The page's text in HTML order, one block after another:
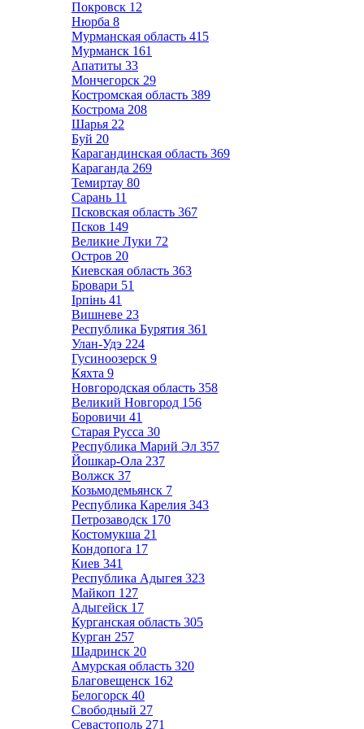
Покровск 12
Нюрба 8
Мурманская область 415
Мурманск 161
Апатиты 33
Мончегорск 29
Костромская область 389
Кострома 208
Шарья 22
Буй 20
Карагандинская область 369
Караганда 269
Темиртау 80
Сарань 11
Псковская область 367
Псков 149
Великие Луки 72
Остров 20
Киевская область 363
Бровари 51
Ірпінь 41
Вишневе 23
Республика Бурятия 361
Улан-Удэ 224
Гусиноозерск 9
Кяхта 9
Новгородская область 358
Великий Новгород 156
Боровичи 41
Старая Русса 30
Республика Марий Эл 357
Йошкар-Ола 237
Волжск 37
Козьмодемьянск 7
Республика Карелия 343
Петрозаводск 170
Костомукша 21
Кондопога 17
Киев 341
Республика Адыгея 323
Майкоп 127
Адыгейск 17
Курганская область 305
Курган 257
Шадринск 20
Амурская область 320
Благовещенск 162
Белогорск 40
Свободный 27
Севастополь 271